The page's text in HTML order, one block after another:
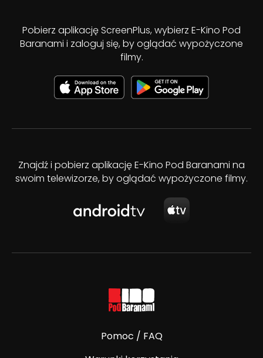
Pobierz aplikację ScreenPlus, wybierz E-Kino Pod
Baranami i zaloguj się, by oglądać wypożyczone
filmy.
Znajdź i pobierz aplikację E-Kino Pod Baranami na
swoim telewizorze, by oglądać wypożyczone filmy.
Pomoc / FAQ